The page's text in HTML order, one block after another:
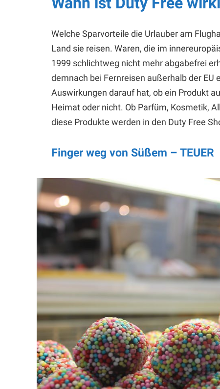
Welche Sparvorteile die Urlauber am
Land sie reisen. Waren, die im
1999 schlichtweg nicht mehr abgabefrei
demnach bei Fernreisen außerhalb der
Auswirkungen darauf hat, ob ein Produkt
Heimat oder nicht. Ob Parfüm, Kosmetik,
diese Produkte werden in den Duty Free
Finger weg von Süßem – TEUER